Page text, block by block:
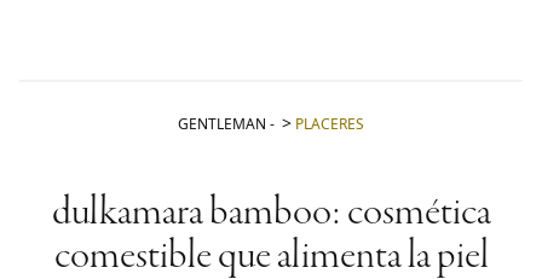
GENTLEMAN - PLACERES
dulkamara bamboo: cosmética
comestible que alimenta la piel